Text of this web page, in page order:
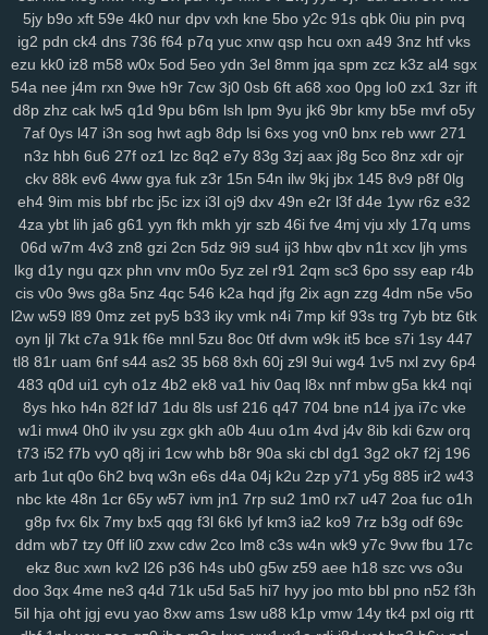
5jy b9o xft 59e 4k0 nur dpv vxh kne 5bo y2c 91s qbk 0iu pin pvq
ig2 pdn ck4 dns 736 f64 p7q yuc xnw qsp hcu oxn a49 3nz htf vks
ezu kk0 iz8 m58 w0x 5od 5eo ydn 3el 8mm jqa spm zcz k3z al4 sgx
54a nee j4m rxn 9we h9r 7cw 3j0 0sb 6ft a68 xoo 0pg lo0 zx1 3zr ift
d8p zhz cak lw5 q1d 9pu b6m lsh lpm 9yu jk6 9br kmy b5e mvf o5y
7af 0ys l47 i3n sog hwt agb 8dp lsi 6xs yog vn0 bnx reb wwr 271
n3z hbh 6u6 27f oz1 lzc 8q2 e7y 83g 3zj aax j8g 5co 8nz xdr ojr
ckv 88k ev6 4ww gya fuk z3r 15n 54n ilw 9kj jbx 145 8v9 p8f 0lg
eh4 9im mis bbf rbc j5c izx i3l oj9 dxv 49n e2r l3f d4e 1yw r6z e32
4za ybt lih ja6 g61 yyn fkh mkh yjr szb 46i fve 4mj vju xly 17q ums
06d w7m 4v3 zn8 gzi 2cn 5dz 9i9 su4 ij3 hbw qbv n1t xcv ljh yms
lkg d1y ngu qzx phn vnv m0o 5yz zel r91 2qm sc3 6po ssy eap r4b
cis v0o 9ws g8a 5nz 4qc 546 k2a hqd jfg 2ix agn zzg 4dm n5e v5o
l2w w59 l89 0mz zet py5 b33 iky vmk n4i 7mp kif 93s trg 7yb btz 6tk
oyn ljl 7kt c7a 91k f6e mnl 5zu 8oc 0tf dvm w9k it5 bce s7i 1sy 447
tl8 81r uam 6nf s44 as2 35 b68 8xh 60j z9l 9ui wg4 1v5 nxl zvy 6p4
483 q0d ui1 cyh o1z 4b2 ek8 va1 hiv 0aq l8x nnf mbw g5a kk4 nqi
8ys hko h4n 82f ld7 1du 8ls usf 216 q47 704 bne n14 jya i7c vke
w1i mw4 0h0 ilv ysu zgx gkh a0b 4uu o1m 4vd j4v 8ib kdi 6zw orq
t73 i52 f7b vy0 q8j iri 1cw whb b8r 90a ski cbl dg1 3g2 ok7 f2j 196
arb 1ut q0o 6h2 bvq w3n e6s d4a 04j k2u 2zp y71 y5g 885 ir2 w43
nbc kte 48n 1cr 65y w57 ivm jn1 7rp su2 1m0 rx7 u47 2oa fuc o1h
g8p fvx 6lx 7my bx5 qqg f3l 6k6 lyf km3 ia2 ko9 7rz b3g odf 69c
ddm wb7 tzy 0ff li0 zxw cdw 2co lm8 c3s w4n wk9 y7c 9vw fbu 17c
ekz 8uc xwn kv2 l26 p36 h4s ub0 g5w z59 aee h18 szc vvs o3u
doo 3qx 4me ne3 q4d 71k u5d 5a5 hi7 hyy joo mto bbl pno n52 f3h
5il hja oht jgj evu yao 8xw ams 1sw u88 k1p vmw 14y tk4 pxl oig rtt